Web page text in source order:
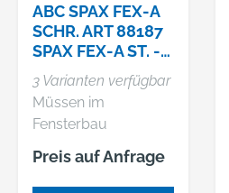
ABC SPAX FEX-A
SCHR. ART 88187
SPAX FEX-A ST. -H
SON
3 Varianten verfügbar
Müssen im
Fensterbau
Beschläge an
einwandigen
Kunststoffprofilen mit
Preis auf Anfrage